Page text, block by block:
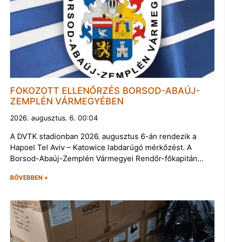
FOKOZOTT ELLENŐRZÉS BORSOD-ABAÚJ-
ZEMPLÉN VÁRMEGYÉBEN
2026. augusztus. 6. 00:04
A DVTK stadionban 2026. augusztus 6-án rendezik a
Hapoel Tel Aviv – Katowice labdarúgó mérkőzést. A
Borsod-Abaúj-Zemplén Vármegyei Rendőr-főkapitán…
BŐVEBBEN »